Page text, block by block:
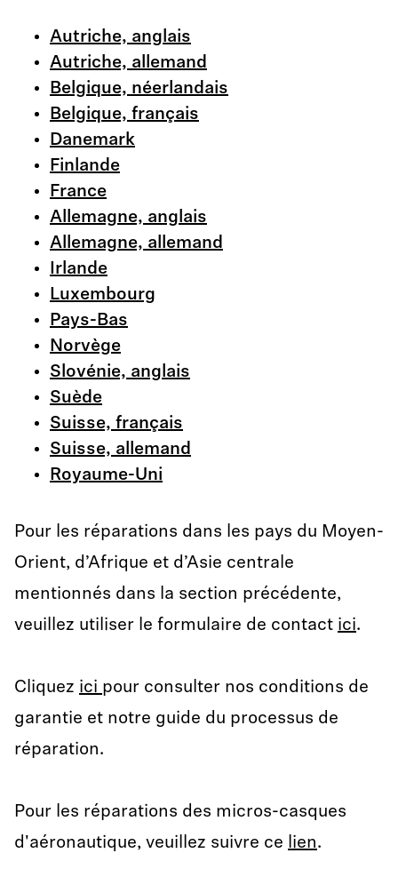
Autriche, anglais
Autriche, allemand
Belgique, néerlandais
Belgique, français
Danemark
Finlande
France
Allemagne, anglais
Allemagne, allemand
Irlande
Luxembourg
Pays-Bas
Norvège
Slovénie, anglais
Suède
Suisse, français
Suisse, allemand
Royaume-Uni
Pour les réparations dans les pays du Moyen-
Orient, d’Afrique et d’Asie centrale
mentionnés dans la section précédente,
veuillez utiliser le formulaire de contact ici.
Cliquez ici pour consulter nos conditions de
garantie et notre guide du processus de
réparation.
Pour les réparations des micros-casques
d'aéronautique, veuillez suivre ce lien.